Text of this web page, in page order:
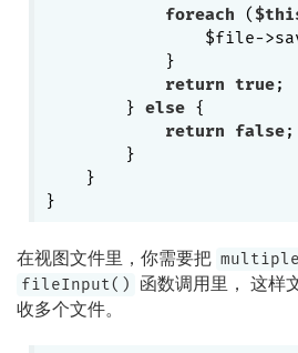
foreach (
$file-
            }
return true;
        }
else {
return
false;
        }
    }
在视图文件里，你需要把 multiple
fileInput()
函数调用里， 这样
收多个文件。